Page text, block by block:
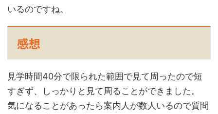
いるのですね。
感想
見学時間40分で限られた範囲で見て周ったので短
すぎず、しっかりと見て周ることができました。
気になることがあったら案内人が数人いるので質問